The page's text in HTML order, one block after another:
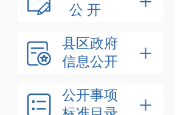
公 开
县区政府
信息公开
公开事项